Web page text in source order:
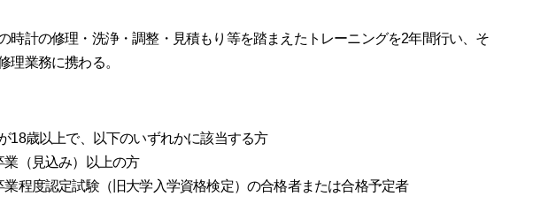
時計の修理・洗浄・調整・見積もり等を踏まえたトレーニングを2年間行い、そ
理業務に携わる。
18歳以上で、以下のいずれかに該当する方
業（見込み）以上の方
業程度認定試験（旧大学入学資格検定）の合格者または合格予定者